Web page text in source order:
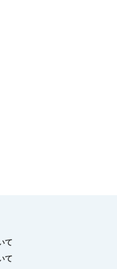
て
て